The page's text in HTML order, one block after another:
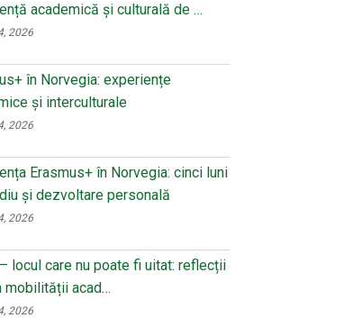
academică și culturală de …
2026
în Norvegia: experiențe
și interculturale
2026
Erasmus+ în Norvegia: cinci luni
și dezvoltare personală
2026
locul care nu poate fi uitat: reflecții
mobilității acad…
2026